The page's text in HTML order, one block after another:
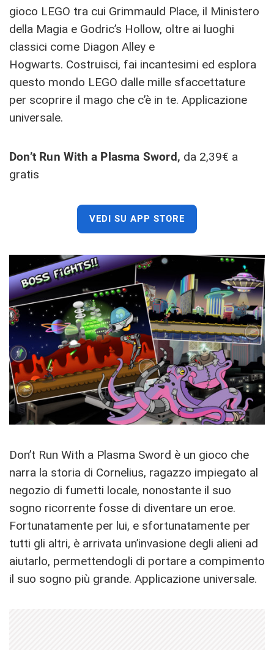
gioco LEGO tra cui Grimmauld Place, il Ministero
della Magia e Godric’s Hollow, oltre ai luoghi
classici come Diagon Alley e
Hogwarts. Costruisci, fai incantesimi ed esplora
questo mondo LEGO dalle mille sfaccettature
per scoprire il mago che c’è in te. Applicazione
universale.
Don’t Run With a Plasma Sword, da 2,39€ a
gratis
VEDI SU APP STORE
Don’t Run With a Plasma Sword è un gioco che
narra la storia di Cornelius, ragazzo impiegato al
negozio di fumetti locale, nonostante il suo
sogno ricorrente fosse di diventare un eroe.
Fortunatamente per lui, e sfortunatamente per
tutti gli altri, è arrivata un’invasione degli alieni ad
aiutarlo, permettendogli di portare a compimento
il suo sogno più grande. Applicazione universale.